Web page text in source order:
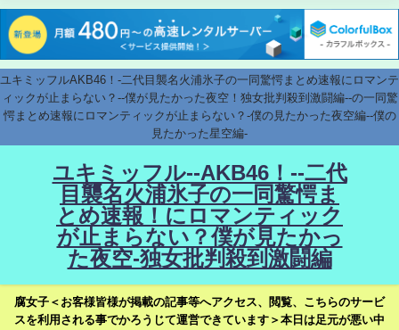
ユキミッフルAKB46！-二代目襲名火浦氷子の一同驚愕まとめ速報にロマンテ
ィックが止まらない？--僕が見たかった夜空！独女批判殺到激闘編--の一同驚
愕まとめ速報にロマンティックが止まらない？-僕の見たかった夜空編--僕の
見たかった星空編-
ユキミッフル--AKB46！--二代
目襲名火浦氷子の一同驚愕ま
とめ速報！にロマンティック
が止まらない？僕が見たかっ
た夜空-独女批判殺到激闘編
腐女子＜お客様皆様が掲載の記事等へアクセス、閲覧、こちらのサービ
スを利用される事でかろうじて運営できています＞本日は足元が悪い中